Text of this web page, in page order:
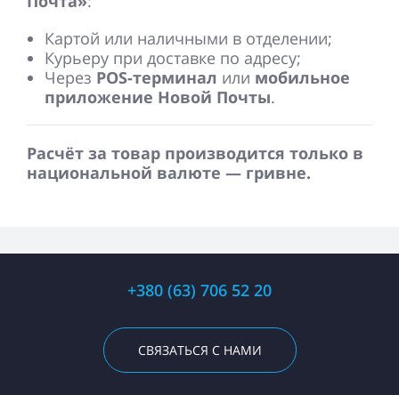
Картой или наличными в отделении;
Курьеру при доставке по адресу;
Через POS-терминал или мобильное
приложение Новой Почты.
Расчёт за товар производится только в
национальной валюте — гривне.
+380 (63) 706 52 20
СВЯЗАТЬСЯ С НАМИ